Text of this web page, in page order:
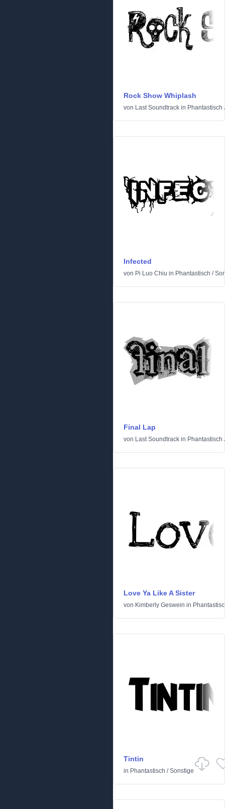
Rock Show Whiplash
von Last Soundtrack in Phantastisch
Infected
von Pi Luo Chiu in Phantastisch /
Final Lap
von Last Soundtrack in Phantastisch
Love Ya Like A Sister
von Kimberly Geswein in
Tintin
in Phantastisch /Sonstige